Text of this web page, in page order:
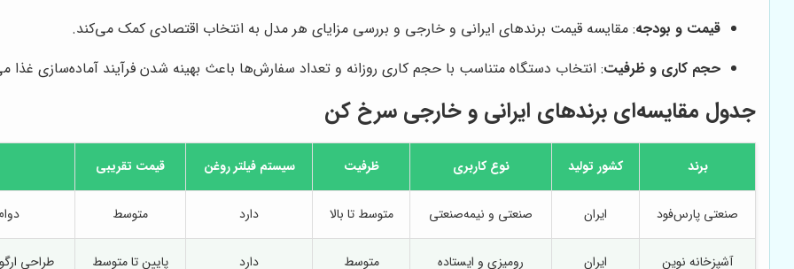
قیمت و بودجه: مقایسه قیمت برندهای ایرانی و خارجی و بررسی مزایای هر مدل به انتخاب اقتصادی کمک می‌کند.
حجم کاری و ظرفیت: انتخاب دستگاه متناسب با حجم کاری روزانه و تعداد سفارش‌ها باعث بهینه شدن فرآیند آماده‌سازی غذا
جدول مقایسه‌ای برندهای ایرانی و خارجی سرخ کن
برند کشور تولید نوع کاربری ظرفیت سیستم فیلتر روغن قیمت تقریبی
صنعتی پارس‌فود ایران صنعتی و نیمه‌صنعتی متوسط تا بالا دارد متوسط
آشپزخانه نوین ایران رومیزی و ایستاده متوسط دارد پایین تا متوسط طراحی